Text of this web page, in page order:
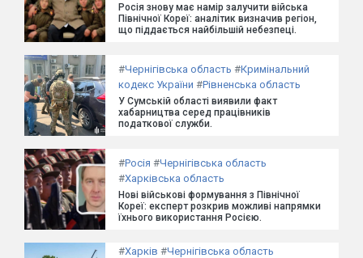
Росія знову має намір залучити війська
Північної Кореї: аналітик визначив регіон,
що піддається найбільшій небезпеці.
#Чернігівська область #Кримінальний
кодекс України #Рівненська область
У Сумській області виявили факт
хабарництва серед працівників
податкової служби.
#Росія #Чернігівська область
#Харківська область
Нові військові формування з Північної
Кореї: експерт розкрив можливі напрямки
їхнього використання Росією.
#Харків #Чернігівська область